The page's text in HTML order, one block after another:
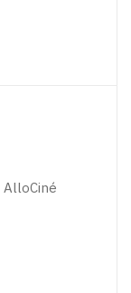
AlloCiné